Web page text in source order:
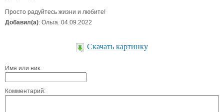
Просто радуйтесь жизни и любите!
Добавил(а): Ольга. 04.09.2022
Скачать картинку
Имя или ник:
Комментарий: